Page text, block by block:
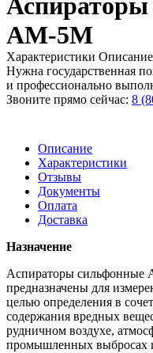
АМ-5М
Характеристики Описание
Нужна государственная
и профессионально
Звоните прямо сейчас: 8
Описание
Характеристики
Отзывы
Документы
Оплата
Доставка
Назначение
Аспираторы сильфонные
предназначены для
целью определения в
содержания вредных
рудничном воздухе,
промышленных выбросах